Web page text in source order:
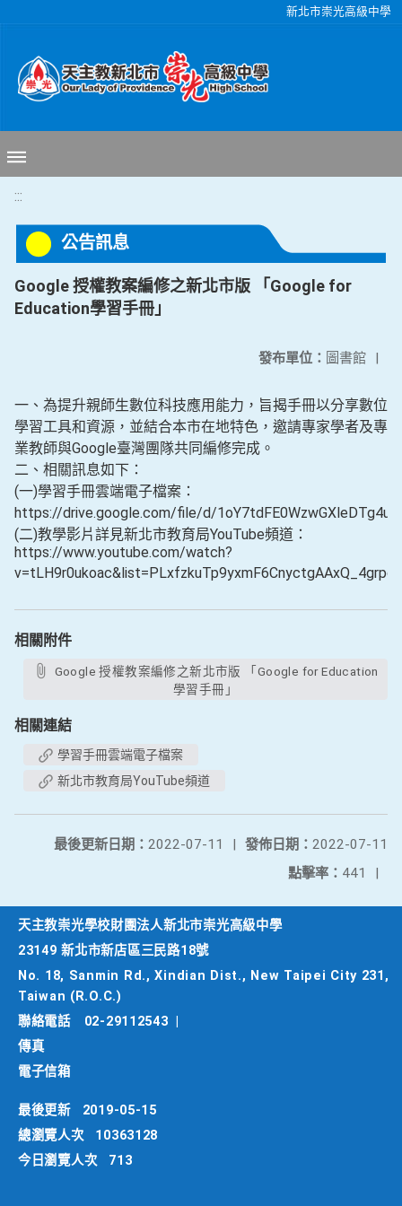
新北市崇光高級中學
:::
公告訊息
Google 授權教案編修之新北市版 「Google for
Education學習手冊」
發布單位： 圖書館 |
一、為提升親師生數位科技應用能力，旨揭手冊以分享數位
學習工具和資源，並結合本市在地特色，邀請專家學者及專
業教師與Google臺灣團隊共同編修完成。
二、相關訊息如下：
(一)學習手冊雲端電子檔案：
https://drive.google.com/file/d/
(二)教學影片詳見新北市教育局YouTube頻道：
https://www.youtube.com/watch?
相關附件
學習手冊」
相關連結
學習手冊雲端電子檔案
新北市教育局YouTube頻道
發佈日期： 2022-07-11
最後更新日期： 2022-07-11
|
點擊率： 441 |
天主教崇光學校財團法人新北市崇光高級中學
23149 新北市新店區三民路18號
No. 18, Sanmin Rd., Xindian Dist., New Taipei City 231,
Taiwan (R.O.C.)
聯絡電話
02-29112543
傳真
電子信箱
最後更新
2019-05-15
總瀏覽人次
10363128
今日瀏覽人次
713